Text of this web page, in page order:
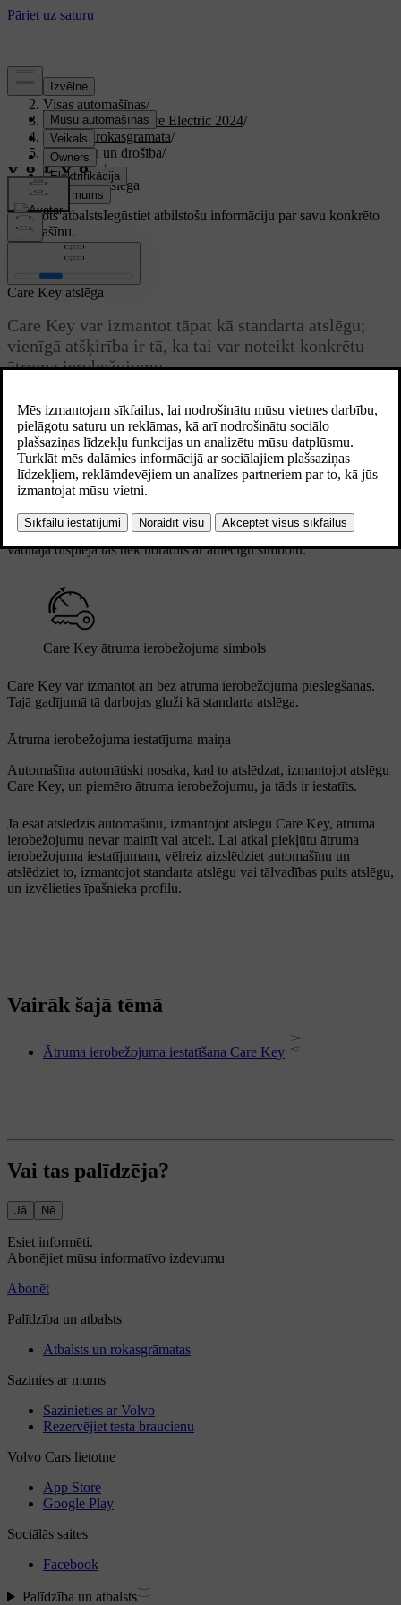
Atbalsts
Visas automašīnas/
XC40 Recharge Pure Electric 2024/
Lietotāja rokasgrāmata/
Iekāpšana un drošība/
Atslēgas/
Care Key atslēga
Pielāgots atbalstsIegūstiet atbilstošu informāciju par savu konkrēto
automašīnu.
Pierakstīties
Care Key atslēga
Care Key var izmantot tāpat kā standarta atslēgu;
vienīgā atšķirība ir tā, ka tai var noteikt konkrētu
ātruma ierobežojumu.
Care Key atslēga darbojas tāpat kā standarta atslēga, kad ir
nepieciešams aizslēgt un atslēgt vai iedarbināt automašīnu un veikt
lielāko daļu citu standarta darbību. Lielākā atšķirība ir tā, ka,
izmantojot Care Key, automašīnai var iestatīt ātruma ierobežojumu.
Tas var būt noderīgi, ja vēlaties aizdot automašīnu nepieredzējušam
autovadītājam vai nodot to sulainim vai remontdarbnīcā.
Ja tiek izmantota Care Key ar noteiktu ātruma ierobežojumu,
vadītāja displejā tas tiek norādīts ar attiecīgu simbolu.
Care Key ātruma ierobežojuma simbols
Care Key var izmantot arī bez ātruma ierobežojuma pieslēgšanas.
Tajā gadījumā tā darbojas gluži kā standarta atslēga.
Ātruma ierobežojuma iestatījuma maiņa
Automašīna automātiski nosaka, kad to atslēdzat, izmantojot atslēgu
Care Key, un piemēro ātruma ierobežojumu, ja tāds ir iestatīts.
Ja esat atslēdzis automašīnu, izmantojot atslēgu Care Key, ātruma
ierobežojumu nevar mainīt vai atcelt. Lai atkal piekļūtu ātruma
ierobežojuma iestatījumam, vēlreiz aizslēdziet automašīnu un
atslēdziet to, izmantojot standarta atslēgu vai tālvadības pults atslēgu,
un izvēlieties īpašnieka profilu.
Vairāk šajā tēmā
Ātruma ierobežojuma iestatīšana Care Key
Vai tas palīdzēja?
Jā Nē